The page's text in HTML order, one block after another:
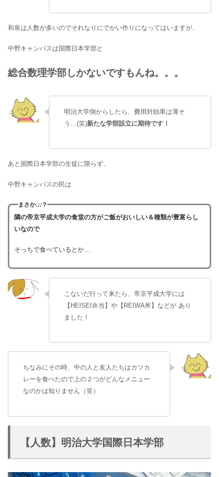
和泉は人数が多いのでそれなりにでかい作りになってはいますが、
中野キャンパスは国際日本学部と
総合数理学部しかないですもんね。。。
明治大学側からしたら、費用対効果は薄そ
う…(笑)新たな学部設立に期待です！
あと国際日本学部の生徒に限らず、
中野キャンパスの民は
まさか…？
隣の帝京平成大学の食堂の方がご飯がおいしい＆種類が豊富らし
いなので
そっちで食べているとか…
こないだ行って来たら、帝京平成大学には
【HEISEI弁当】や【REIWA丼】などが あり
ました！
ちなみにその時、中の人と友人たちはカツカ
レーを食べたので上の２つがどんなメニュー
なのかは知りません（笑）
【人数】明治大学国際日本学部